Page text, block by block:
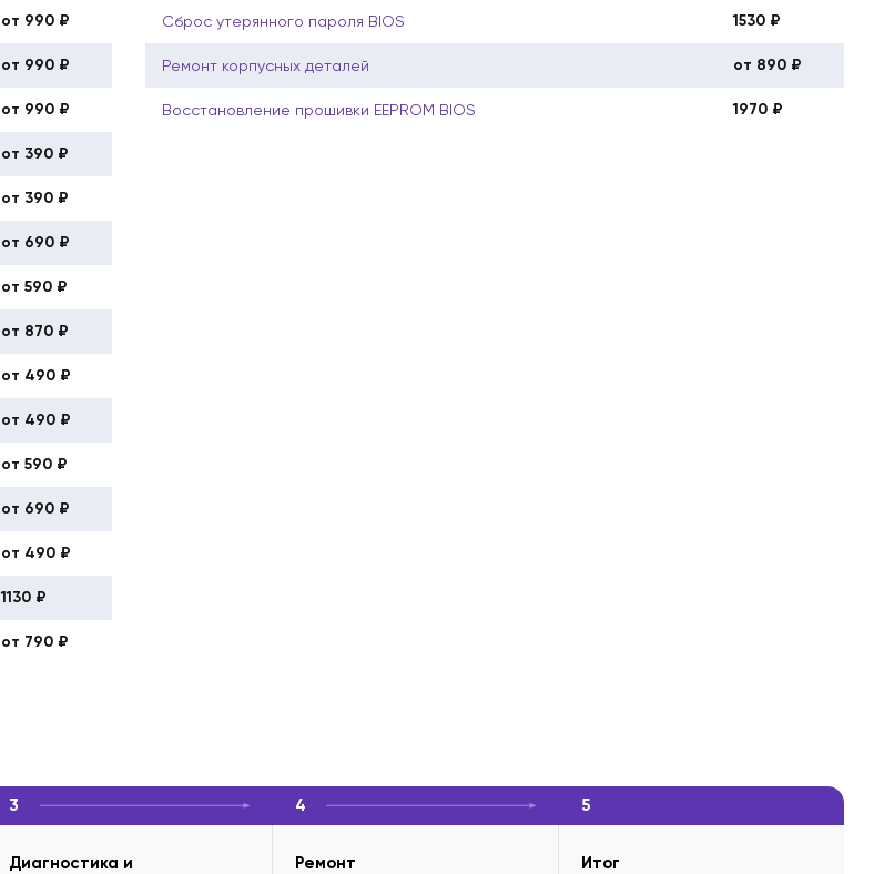
от 990 ₽
от 990 ₽
от 990 ₽
от 390 ₽
от 390 ₽
от 690 ₽
от 590 ₽
от 870 ₽
от 490 ₽
от 490 ₽
от 590 ₽
от 690 ₽
от 490 ₽
1130 ₽
от 790 ₽
Сброс утерянного пароля BIOS 1530 ₽
Ремонт корпусных деталей от 890 ₽
Восстановление прошивки EEPROM BIOS 1970 ₽
3
Диагностика и
4
Ремонт
5
Итог